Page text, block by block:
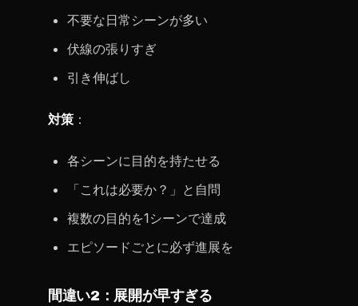
不要な日常シーンが多い
伏線の張りすぎ
引き伸ばし
対策 ：
各シーンに目的を持たせる
「これは必要か？」と自問
複数の目的を1シーンで達成
エピソードごとに必ず進展を
間違い2：展開が早すぎる